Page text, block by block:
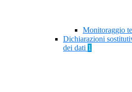
Monitoraggio
Dichiarazioni
dei dati 1